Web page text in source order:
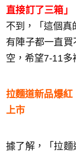
直接訂了三箱」
不到，「這個真
有陣子都一直
空，希望7-11多
拉麵道新品爆紅
上市
據了解，「拉麵